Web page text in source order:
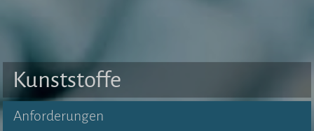
Kunststoffe
Anforderungen